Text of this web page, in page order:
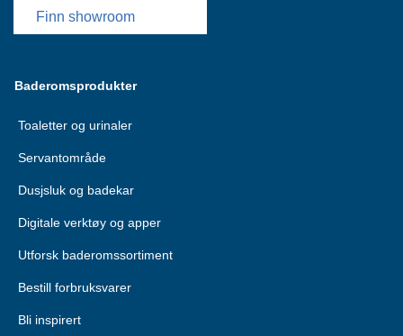
Finn showroom
Baderomsprodukter
Toaletter og urinaler
Servantområde
Dusjsluk og badekar
Digitale verktøy og apper
Utforsk baderomssortiment
Bestill forbruksvarer
Bli inspirert